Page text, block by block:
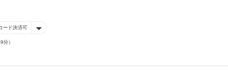
ード決済可
分）